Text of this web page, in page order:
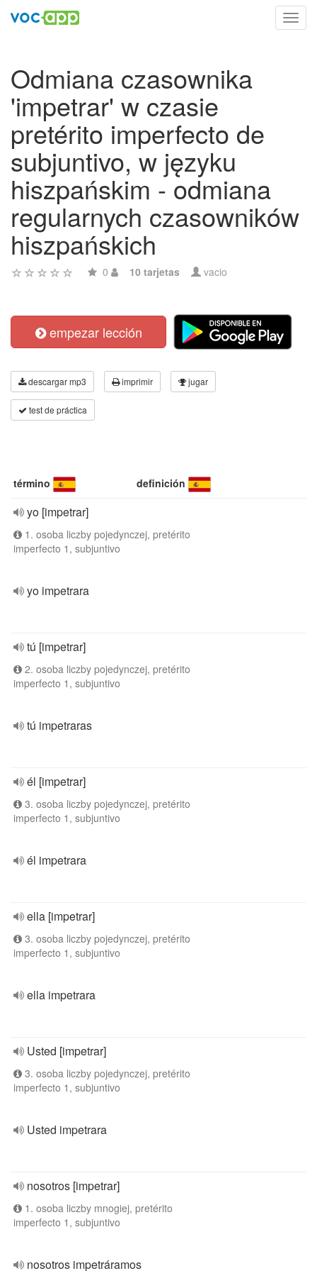
Odmiana czasownika
'impetrar' w czasie
pretérito imperfecto de
subjuntivo, w języku
hiszpańskim - odmiana
regularnych czasowników
hiszpańskich
0 10 tarjetas vacio
empezar lección
descargar mp3 imprimir jugar
test de práctica
término definición
yo [impetrar]
1. osoba liczby pojedynczej, pretérito
imperfecto 1, subjuntivo
yo impetrara
tú [impetrar]
2. osoba liczby pojedynczej, pretérito
imperfecto 1, subjuntivo
tú impetraras
él [impetrar]
3. osoba liczby pojedynczej, pretérito
imperfecto 1, subjuntivo
él impetrara
ella [impetrar]
3. osoba liczby pojedynczej, pretérito
imperfecto 1, subjuntivo
ella impetrara
Usted [impetrar]
3. osoba liczby pojedynczej, pretérito
imperfecto 1, subjuntivo
Usted impetrara
nosotros [impetrar]
1. osoba liczby mnogiej, pretérito
imperfecto 1, subjuntivo
nosotros impetráramos